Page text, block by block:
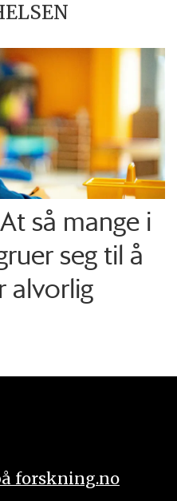
så mange i
seg til å
alvorlig
forskning.no